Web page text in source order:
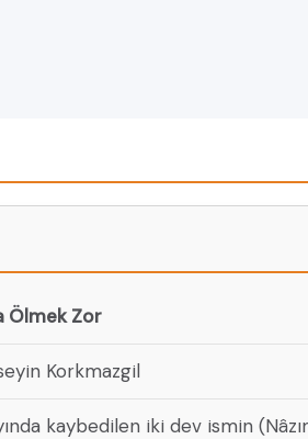
Ölmek Zor
Korkmazgil
kaybedilen iki dev ismin